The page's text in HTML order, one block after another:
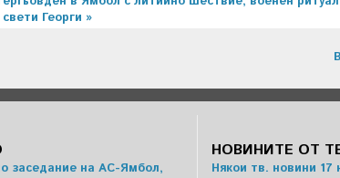
Георги »
заседание на АС-Ямбол,
НОВИНИТЕ ОТ
Някои тв. новини 17